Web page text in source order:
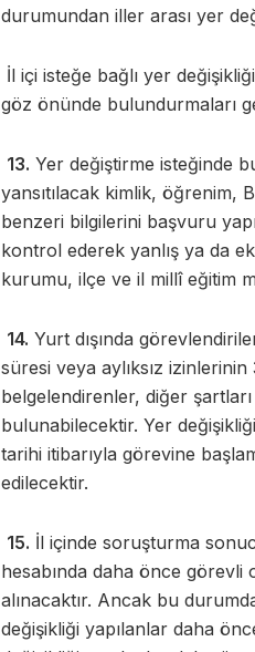
durumundan iller arası yer
İl içi isteğe bağlı yer
göz önünde bulundurmaları
13. Yer değiştirme isteğinde
yansıtılacak kimlik, öğrenim,
benzeri bilgilerini başvuru
kontrol ederek yanlış ya da
kurumu, ilçe ve il millî eğitim
14. Yurt dışında
süresi veya aylıksız
belgelendirenler, diğer
bulunabilecektir. Yer
tarihi itibarıyla görevine
edilecektir.
15. İl içinde soruşturma
hesabında daha önce görevli
alınacaktır. Ancak bu
değişikliği yapılanlar daha